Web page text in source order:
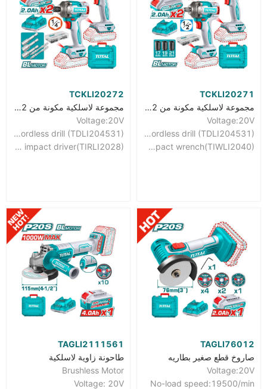
TCKLI20271
مجموعة لاسلكية مكونة من 2 قطع
Voltage:20V
With 1pcs lithium-ion brushless cordless drill (TDLI204531)
With 1pcs lithium-ion impact wrench(TIWLI2040)
TCKLI20272
مجموعة لاسلكية مكونة من 2 قطع
Voltage:20V
With 1pcs lithium-ion brushless cordless drill (TDLI204531)
With 1pcs lithium-ion impact driver(TIRLI2028)
TAGLI76012
صاروخ قطع صغير بطاريه
Voltage:20V
No-load speed:19500/min
TAGLI2111561
طاحونة زاوية لاسلكية
Brushless Motor
Voltage: 20V